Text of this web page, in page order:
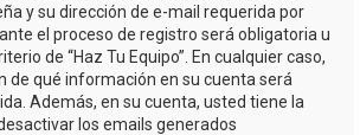
y su dirección de e-mail requerida por
el proceso de registro será obligatoria u
de “Haz Tu Equipo”. En cualquier caso,
de qué información en su cuenta será
Además, en su cuenta, usted tiene la
los emails generados